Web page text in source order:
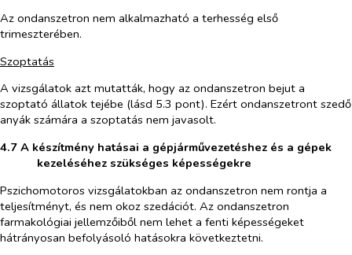
Az ondanszetron nem alkalmazható a terhesség első
trimeszterében.
Szoptatás
A vizsgálatok azt mutatták, hogy az ondanszetron bejut a
szoptató állatok tejébe (lásd 5.3 pont). Ezért ondanszetront szedő
anyák számára a szoptatás nem javasolt.
4.7 A készítmény hatásai a gépjárművezetéshez és a gépek
kezeléséhez szükséges képességekre
Pszichomotoros vizsgálatokban az ondanszetron nem rontja a
teljesítményt, és nem okoz szedációt. Az ondanszetron
farmakológiai jellemzőiből nem lehet a fenti képességeket
hátrányosan befolyásoló hatásokra következtetni.